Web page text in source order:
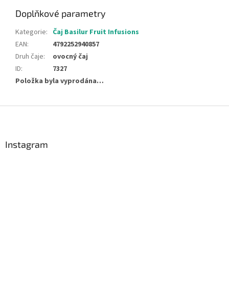
Doplňkové parametry
Kategorie: Čaj Basilur Fruit Infusions
EAN:
4792252940857
Druh čaje:
ovocný čaj
ID:
7327
Položka byla vyprodána…
Instagram